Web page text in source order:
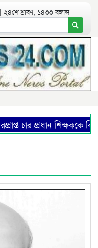
শ্রাবণ, ১৪৩৩ বঙ্গাব্দ
চার প্রধান শিক্ষককে